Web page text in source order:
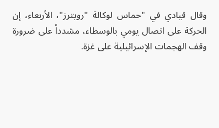
وقال قيادي في "حماس لوكالة "رويترز"، الأربعاء، إن
الحركة على اتصال يومي بالوسطاء، مشدداً على ضرورة
وقف الهجمات الإسرائيلية على غزة.